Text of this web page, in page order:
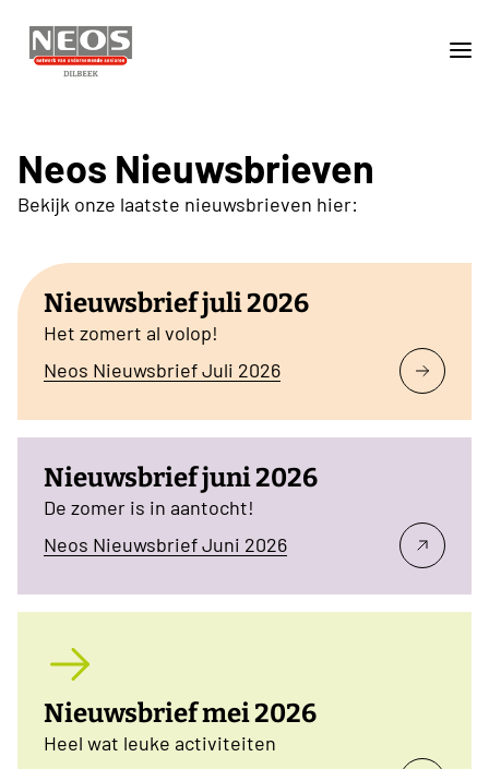
Neos Nieuwsbrieven
Bekijk onze laatste nieuwsbrieven hier:
Nieuwsbrief juli 2026
Het zomert al volop!
Neos Nieuwsbrief Juli 2026
Nieuwsbrief juni 2026
De zomer is in aantocht!
Neos Nieuwsbrief Juni 2026
Nieuwsbrief mei 2026
Heel wat leuke activiteiten